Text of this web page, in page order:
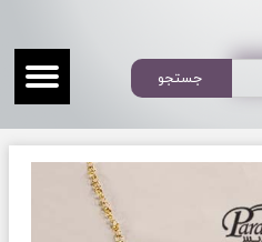
جستجو